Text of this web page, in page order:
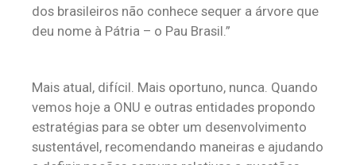
dos brasileiros não conhece sequer a árvore que
deu nome à Pátria – o Pau Brasil.”
Mais atual, difícil. Mais oportuno, nunca. Quando
vemos hoje a ONU e outras entidades propondo
estratégias para se obter um desenvolvimento
sustentável, recomendando maneiras e ajudando